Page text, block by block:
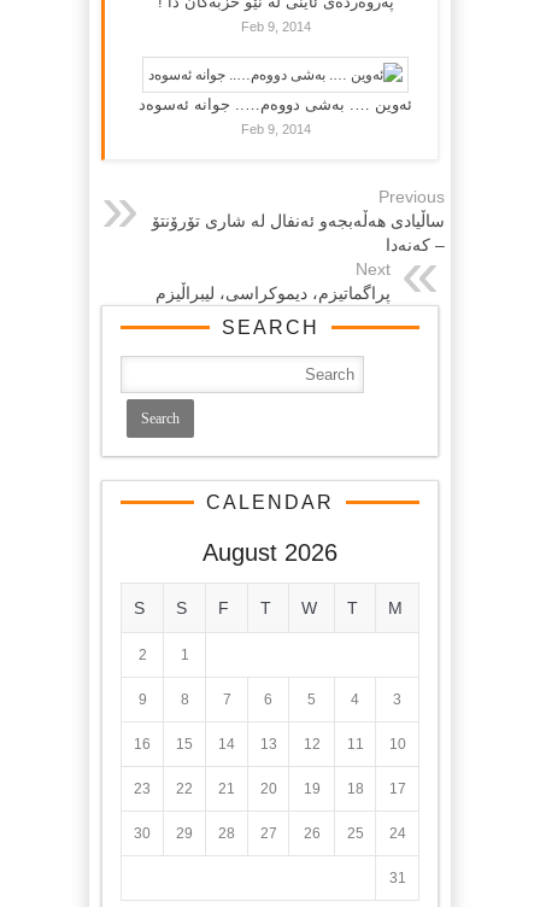
Feb 9, 2014
ئەوین …. بەشی دووەم….. جوانە ئەسوەد
Feb 9, 2014
Previous
ساڵیادی هه‌ڵه‌بجه‌و ئه‌نفال له‌ شاری تۆرۆنتۆ
– که‌نه‌دا
Next
پراگماتیزم، دیموكراسی، لیبراڵیزم
SEARCH
CALENDAR
August 2026
M
T
W
T
F
S
S
1
2
3
4
5
6
7
8
9
10
11
12
13
14
15
16
17
18
19
20
21
22
23
24
25
26
27
28
29
30
31